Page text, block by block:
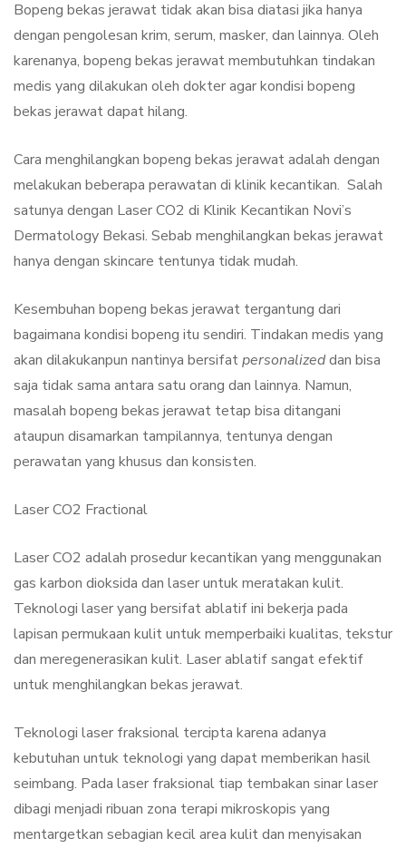
Bopeng bekas jerawat tidak akan bisa diatasi jika hanya
dengan pengolesan krim, serum, masker, dan lainnya. Oleh
karenanya, bopeng bekas jerawat membutuhkan tindakan
medis yang dilakukan oleh dokter agar kondisi bopeng
bekas jerawat dapat hilang.
Cara menghilangkan bopeng bekas jerawat adalah dengan
melakukan beberapa perawatan di klinik kecantikan. Salah
satunya dengan Laser CO2 di Klinik Kecantikan Novi’s
Dermatology Bekasi. Sebab menghilangkan bekas jerawat
hanya dengan skincare tentunya tidak mudah.
Kesembuhan bopeng bekas jerawat tergantung dari
bagaimana kondisi bopeng itu sendiri. Tindakan medis yang
akan dilakukanpun nantinya bersifatpersonalizeddan bisa
saja tidak sama antara satu orang dan lainnya. Namun,
masalah bopeng bekas jerawat tetap bisa ditangani
ataupun disamarkan tampilannya, tentunya dengan
perawatan yang khusus dan konsisten.
Laser CO2 Fractional
Laser CO2 adalah prosedur kecantikan yang menggunakan
gas karbon dioksida dan laser untuk meratakan kulit.
Teknologi laser yang bersifat ablatif ini bekerja pada
lapisan permukaan kulit untuk memperbaiki kualitas, tekstur
dan meregenerasikan kulit. Laser ablatif sangat efektif
untuk menghilangkan bekas jerawat.
Teknologi laser fraksional tercipta karena adanya
kebutuhan untuk teknologi yang dapat memberikan hasil
seimbang. Pada laser fraksional tiap tembakan sinar laser
dibagi menjadi ribuan zona terapi mikroskopis yang
mentargetkan sebagian kecil area kulit dan menyisakan